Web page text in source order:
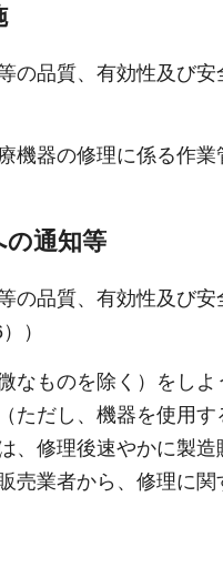
の品質、有効性及び
機器の修理に係る作
の通知等
の品質、有効性及び
）
なものを除く）をし
ただし、機器を使用
、修理後速やかに製造
売業者から、修理に